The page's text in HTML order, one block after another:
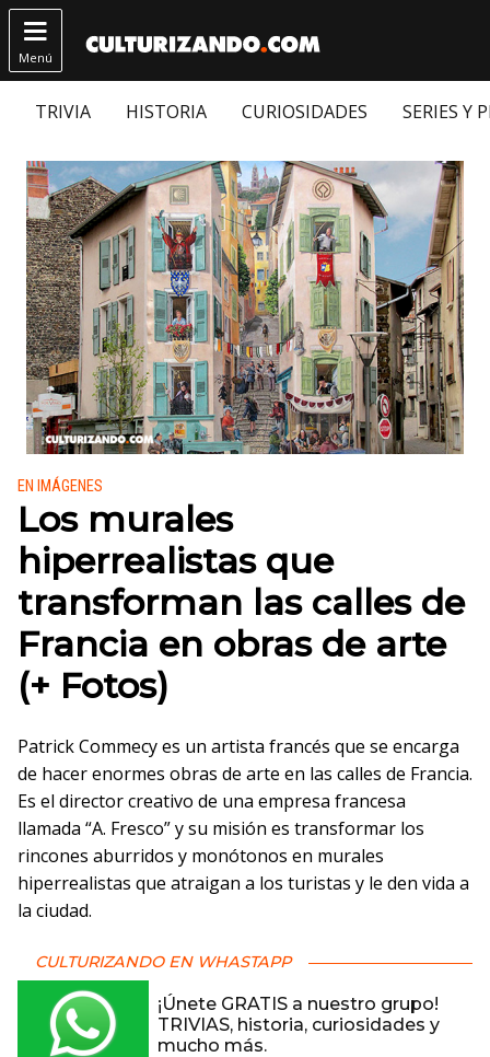

Menú
TRIVIA HISTORIA CURIOSIDADES SERIES Y
Publicado en:
EN IMÁGENES
Los murales
hiperrealistas que
transforman las calles de
Francia en obras de arte
(+ Fotos)
Patrick Commecy es un artista francés que se encarga
de hacer enormes obras de arte en las calles de Francia.
Es el director creativo de una empresa francesa
llamada “A. Fresco” y su misión es transformar los
rincones aburridos y monótonos en murales
hiperrealistas que atraigan a los turistas y le den vida a
la ciudad.
CULTURIZANDO EN WHASTAPP
¡Únete GRATIS a nuestro grupo!
TRIVIAS, historia, curiosidades y
mucho más.